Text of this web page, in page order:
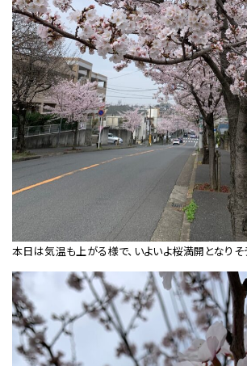
本日は気温も上がる様で、いよいよ桜満開となりそ